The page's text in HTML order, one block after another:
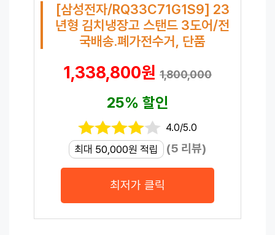
[삼성전자/RQ33C71G1S9] 23
년형 김치냉장고 스탠드 3도어/전
국배송.폐가전수거, 단품
1,338,800원 1,800,000
25% 할인
4.0/5.0
최대 50,000원 적립 (5 리뷰)
최저가 클릭